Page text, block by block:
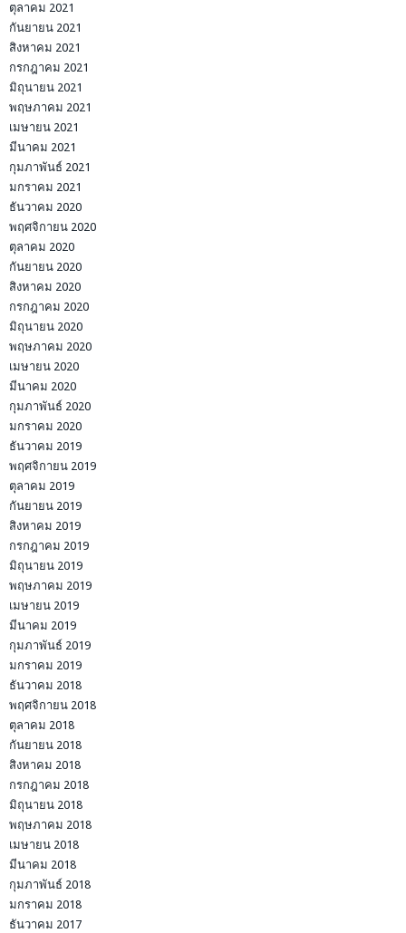
ตุลาคม 2021
กันยายน 2021
สิงหาคม 2021
กรกฎาคม 2021
มิถุนายน 2021
พฤษภาคม 2021
เมษายน 2021
มีนาคม 2021
กุมภาพันธ์ 2021
มกราคม 2021
ธันวาคม 2020
พฤศจิกายน 2020
ตุลาคม 2020
กันยายน 2020
สิงหาคม 2020
กรกฎาคม 2020
มิถุนายน 2020
พฤษภาคม 2020
เมษายน 2020
มีนาคม 2020
กุมภาพันธ์ 2020
มกราคม 2020
ธันวาคม 2019
พฤศจิกายน 2019
ตุลาคม 2019
กันยายน 2019
สิงหาคม 2019
กรกฎาคม 2019
มิถุนายน 2019
พฤษภาคม 2019
เมษายน 2019
มีนาคม 2019
กุมภาพันธ์ 2019
มกราคม 2019
ธันวาคม 2018
พฤศจิกายน 2018
ตุลาคม 2018
กันยายน 2018
สิงหาคม 2018
กรกฎาคม 2018
มิถุนายน 2018
พฤษภาคม 2018
เมษายน 2018
มีนาคม 2018
กุมภาพันธ์ 2018
มกราคม 2018
ธันวาคม 2017